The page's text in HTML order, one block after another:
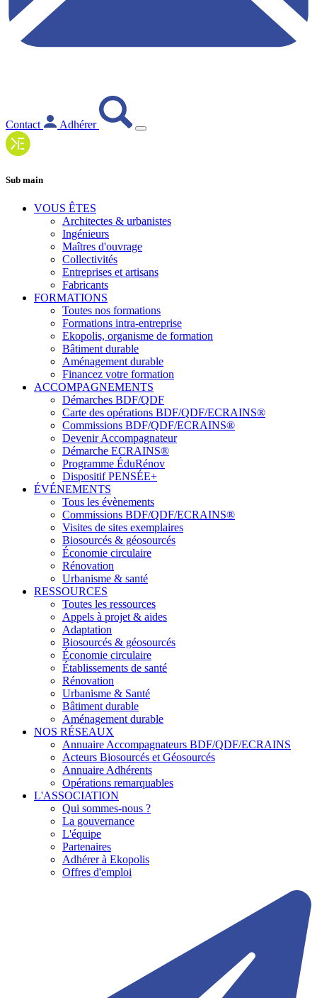
Contact Adhérer
Sub main
VOUS ÊTES
Architectes & urbanistes
Ingénieurs
Maîtres d'ouvrage
Collectivités
Entreprises et artisans
Fabricants
FORMATIONS
Toutes nos formations
Formations intra-entreprise
Ekopolis, organisme de formation
Bâtiment durable
Aménagement durable
Financez votre formation
ACCOMPAGNEMENTS
Démarches BDF/QDF
Carte des opérations BDF/QDF/ECRAINS®
Commissions BDF/QDF/ECRAINS®
Devenir Accompagnateur
Démarche ECRAINS®
Programme ÉduRénov
Dispositif PENSÉE+
ÉVÉNEMENTS
Tous les évènements
Commissions BDF/QDF/ECRAINS®
Visites de sites exemplaires
Biosourcés & géosourcés
Économie circulaire
Rénovation
Urbanisme & santé
RESSOURCES
Toutes les ressources
Appels à projet & aides
Adaptation
Biosourcés & géosourcés
Économie circulaire
Établissements de santé
Rénovation
Urbanisme & Santé
Bâtiment durable
Aménagement durable
NOS RÉSEAUX
Annuaire Accompagnateurs BDF/QDF/ECRAINS
Acteurs Biosourcés et Géosourcés
Annuaire Adhérents
Opérations remarquables
L'ASSOCIATION
Qui sommes-nous ?
La gouvernance
L'équipe
Partenaires
Adhérer à Ekopolis
Offres d'emploi